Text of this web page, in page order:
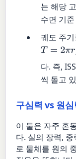
는 해당
수면 기
궤도 주
T= 2π r/v≈
다. 즉,
씩 돌고
구심력 vs 원심
이 둘은 자주 혼
다. 실의 장력,
로 물체를 원의